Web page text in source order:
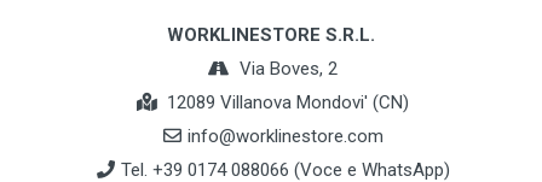
WORKLINESTORE S.R.L.
Via Boves, 2
12089 Villanova Mondovi' (CN)
info@worklinestore.com
Tel. +39 0174 088066 (Voce e WhatsApp)